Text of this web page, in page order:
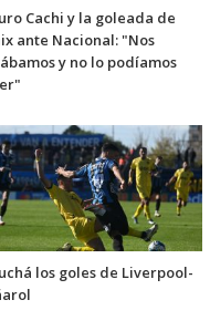
Cachi y la goleada de
ante Nacional: "Nos
y no lo podíamos
los goles de Liverpool-